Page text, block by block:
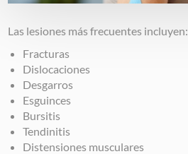
Las lesiones más frecuentes incluyen:
Fracturas
Dislocaciones
Desgarros
Esguinces
Bursitis
Tendinitis
Distensiones musculares